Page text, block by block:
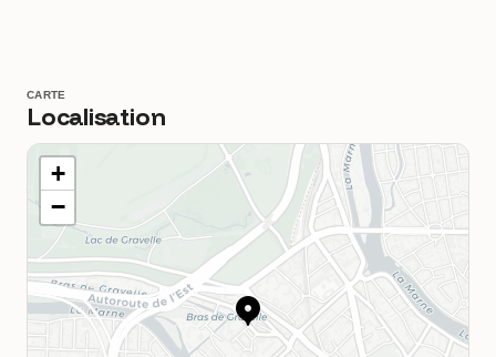
CARTE
Localisation
+
−